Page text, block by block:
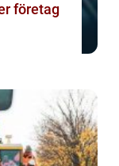
företag